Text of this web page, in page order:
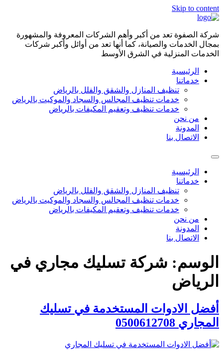
Skip to content
شركة الصفوة تعد من أكبر وأهم الشركات المعروفة والمشهورة
بمجال الخدمات والصيانة، كما أنها تعد من أوائل وأكبر شركات
الخدمات المنزلية في الشرق الأوسط
الرئيسية
خدماتنا
تنظيف المنازل والشقق والفلل بالرياض
خدمات تنظيف المجالس والسجاد والموكيت بالرياض
خدمات تنظيف وتعقيم المكيفات بالرياض
من نحن
المدونة
الاتصال بنا
الرئيسية
خدماتنا
تنظيف المنازل والشقق والفلل بالرياض
خدمات تنظيف المجالس والسجاد والموكيت بالرياض
خدمات تنظيف وتعقيم المكيفات بالرياض
من نحن
المدونة
الاتصال بنا
الوسم: شركة تسليك مجاري في
الرياض
أفضل الادوات المستخدمة في تسليك
المجاري 0500612708